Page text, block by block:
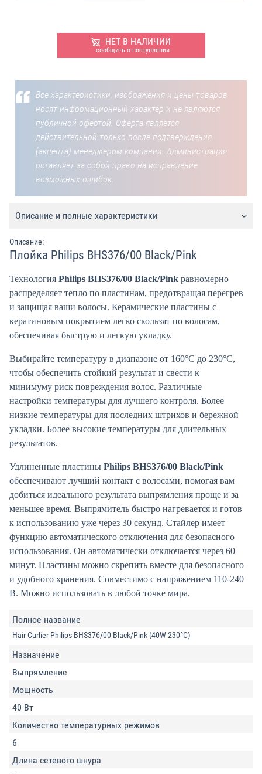
НЕТ В НАЛИЧИИ
сообщить о поступлении
Все характеристики, изображения и цены товаров
носят информационный характер и не являются
публичной офертой. Оферта является
действительной только после подтверждения
(акцепта) менеджером компании. Администрация
оставляет за собой право на исправление
возможных ошибок.
Описание и полные характеристики
Описание:
Плойка Philips BHS376/00 Black/Pink
Технология Philips BHS376/00 Black/Pink равномерно
распределяет тепло по пластинам, предотвращая перегрев
и защищая ваши волосы. Керамические пластины с
кератиновым покрытием легко скользят по волосам,
обеспечивая быструю и легкую укладку.
Выбирайте температуру в диапазоне от 160°C до 230°C,
чтобы обеспечить стойкий результат и свести к
минимуму риск повреждения волос. Различные
настройки температуры для лучшего контроля. Более
низкие температуры для последних штрихов и бережной
укладки. Более высокие температуры для длительных
результатов.
Удлиненные пластины Philips BHS376/00 Black/Pink
обеспечивают лучший контакт с волосами, помогая вам
добиться идеального результата выпрямления проще и за
меньшее время. Выпрямитель быстро нагревается и готов
к использованию уже через 30 секунд. Стайлер имеет
функцию автоматического отключения для безопасного
использования. Он автоматически отключается через 60
минут. Пластины можно скрепить вместе для безопасного
и удобного хранения. Совместимо с напряжением 110-240
В. Можно использовать в любой точке мира.
Полное название
Hair Curlier Philips BHS376/00 Black/Pink (40W 230°C)
Назначение
Выпрямление
Мощность
40 Вт
Количество температурных режимов
6
Длина сетевого шнура